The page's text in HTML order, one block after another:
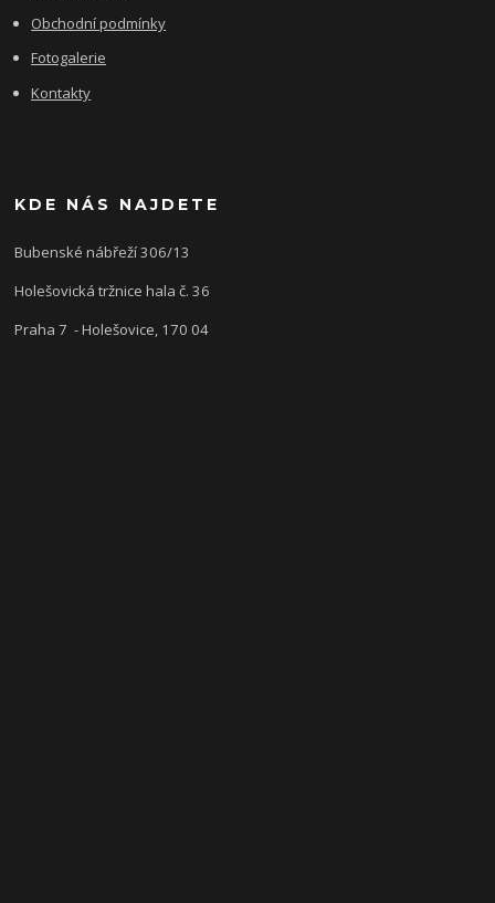
Obchodní podmínky
Fotogalerie
Kontakty
KDE NÁS NAJDETE
Bubenské nábřeží 306/13
Holešovická tržnice hala č. 36
Praha 7 - Holešovice, 170 04